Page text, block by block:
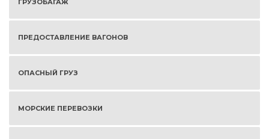
ГРУЗОБАГАЖ
ПРЕДОСТАВЛЕНИЕ ВАГОНОВ
ОПАСНЫЙ ГРУЗ
МОРСКИЕ ПЕРЕВОЗКИ